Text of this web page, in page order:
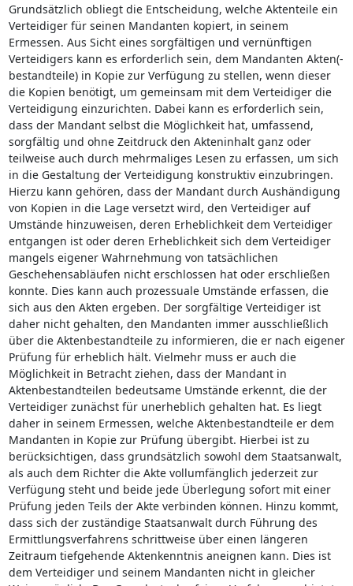
Grundsätzlich obliegt die Entscheidung, welche Aktenteile ein
Verteidiger für seinen Mandanten kopiert, in seinem
Ermessen. Aus Sicht eines sorgfältigen und vernünftigen
Verteidigers kann es erforderlich sein, dem Mandanten Akten(-
bestandteile) in Kopie zur Verfügung zu stellen, wenn dieser
die Kopien benötigt, um gemeinsam mit dem Verteidiger die
Verteidigung einzurichten. Dabei kann es erforderlich sein,
dass der Mandant selbst die Möglichkeit hat, umfassend,
sorgfältig und ohne Zeitdruck den Akteninhalt ganz oder
teilweise auch durch mehrmaliges Lesen zu erfassen, um sich
in die Gestaltung der Verteidigung konstruktiv einzubringen.
Hierzu kann gehören, dass der Mandant durch Aushändigung
von Kopien in die Lage versetzt wird, den Verteidiger auf
Umstände hinzuweisen, deren Erheblichkeit dem Verteidiger
entgangen ist oder deren Erheblichkeit sich dem Verteidiger
mangels eigener Wahrnehmung von tatsächlichen
Geschehensabläufen nicht erschlossen hat oder erschließen
konnte. Dies kann auch prozessuale Umstände erfassen, die
sich aus den Akten ergeben. Der sorgfältige Verteidiger ist
daher nicht gehalten, den Mandanten immer ausschließlich
über die Aktenbestandteile zu informieren, die er nach eigener
Prüfung für erheblich hält. Vielmehr muss er auch die
Möglichkeit in Betracht ziehen, dass der Mandant in
Aktenbestandteilen bedeutsame Umstände erkennt, die der
Verteidiger zunächst für unerheblich gehalten hat. Es liegt
daher in seinem Ermessen, welche Aktenbestandteile er dem
Mandanten in Kopie zur Prüfung übergibt. Hierbei ist zu
berücksichtigen, dass grundsätzlich sowohl dem Staatsanwalt,
als auch dem Richter die Akte vollumfänglich jederzeit zur
Verfügung steht und beide jede Überlegung sofort mit einer
Prüfung jeden Teils der Akte verbinden können. Hinzu kommt,
dass sich der zuständige Staatsanwalt durch Führung des
Ermittlungsverfahrens schrittweise über einen längeren
Zeitraum tiefgehende Aktenkenntnis aneignen kann. Dies ist
dem Verteidiger und seinem Mandanten nicht in gleicher